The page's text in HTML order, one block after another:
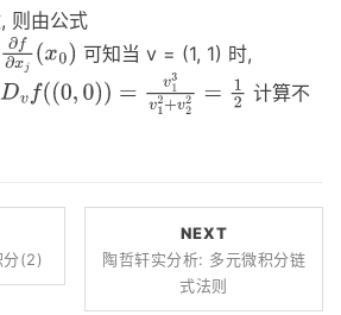
则由公式
0)
可知当 v = (1, 1) 时,
Dvf((0,0) )=v 3v 12+v2 2= 12 计算不
分(2)
NEXT
陶哲轩实分析: 多元微积分链
式法则